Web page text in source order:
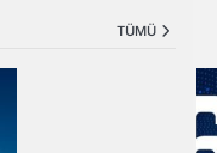
TÜMÜ